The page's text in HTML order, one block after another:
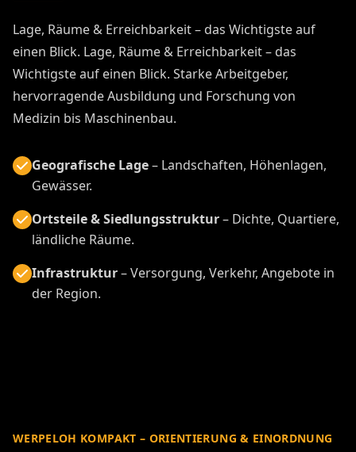
Lage, Räume & Erreichbarkeit – das Wichtigste auf
einen Blick. Lage, Räume & Erreichbarkeit – das
Wichtigste auf einen Blick. Starke Arbeitgeber,
hervorragende Ausbildung und Forschung von
Medizin bis Maschinenbau.
Geografische Lage– Landschaften, Höhenlagen,
Gewässer.
Ortsteile & Siedlungsstruktur– Dichte, Quartiere,
ländliche Räume.
Infrastruktur– Versorgung, Verkehr, Angebote in
der Region.
WERPELOH KOMPAKT – ORIENTIERUNG & EINORDNUNG